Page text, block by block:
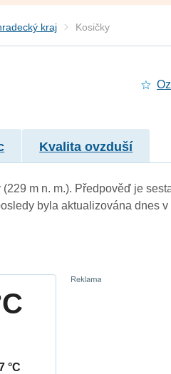
kraj Kosičky
Kvalita ovzduší
m n. m.). Předpověď je
byla aktualizována dnes v
°C